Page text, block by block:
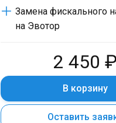
Замена фискального
на Эвотор
2 450 ₽
В корзину
Оставить